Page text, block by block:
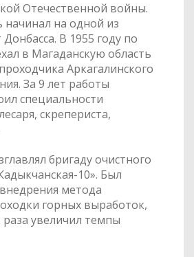
Отечественной войны.
начинал на одной из
В 1955 году по
в Магаданскую область
Аркагалинского
За 9 лет работы
специальности
скрепериста,
бригаду очистного
10». Был
метода
горных выработок,
увеличил темпы